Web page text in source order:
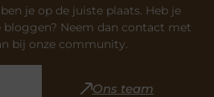
je op de juiste plaats. Heb je
bloggen? Neem dan contact met
bij onze community.
Ons team